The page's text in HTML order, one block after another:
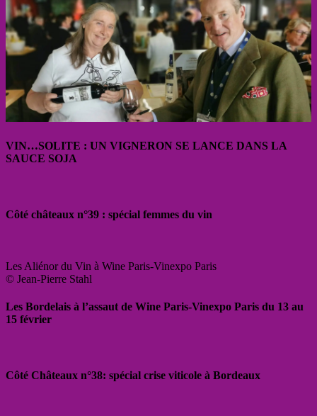
VIN…SOLITE : UN VIGNERON SE LANCE DANS LA
SAUCE SOJA
Côté châteaux n°39 : spécial femmes du vin
Les Aliénor du Vin à Wine Paris-Vinexpo Paris
© Jean-Pierre Stahl
Les Bordelais à l’assaut de Wine Paris-Vinexpo Paris du 13 au
15 février
Côté Châteaux n°38: spécial crise viticole à Bordeaux